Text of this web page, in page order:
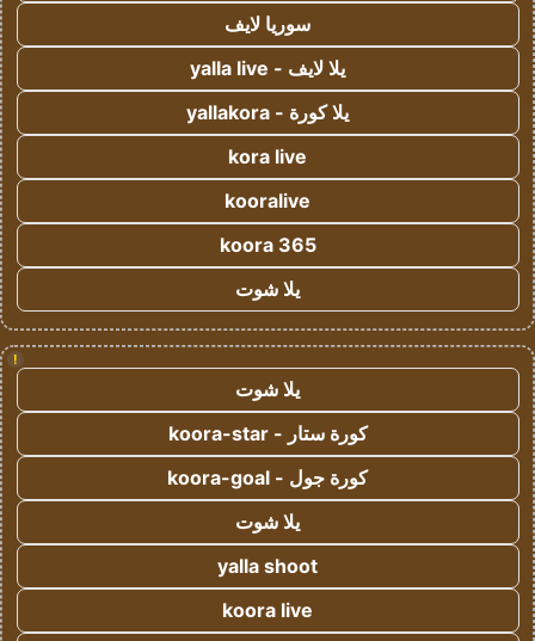
سوريا لايف
يلا لايف - yalla live
يلا كورة - yallakora
kora live
kooralive
koora 365
يلا شوت
!
يلا شوت
كورة ستار - koora-star
كورة جول - koora-goal
يلا شوت
yalla shoot
koora live